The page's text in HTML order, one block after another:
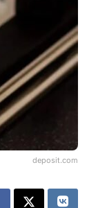
deposit.com